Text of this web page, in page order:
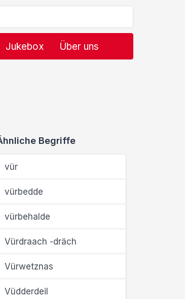
Jukebox Über uns
Begriffe
vür
vürbedde
vürbehalde
Vürdraach -dräch
Vürwetznas
Vüdderdeil